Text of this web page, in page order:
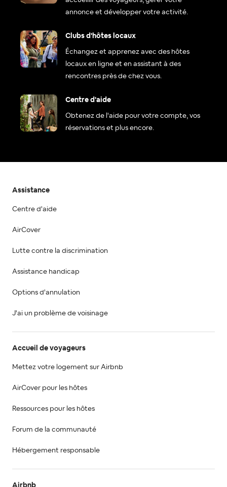
annonce et développer votre activité.
Clubs d'hôtes locaux
Échangez et apprenez avec des hôtes
locaux en ligne et en assistant à des
rencontres près de chez vous.
Centre d'aide
Obtenez de l'aide pour votre compte, vos
réservations et plus encore.
Assistance
Centre d'aide
AirCover
Lutte contre la discrimination
Assistance handicap
Options d'annulation
J'ai un problème de voisinage
Accueil de voyageurs
Mettez votre logement sur Airbnb
AirCover pour les hôtes
Ressources pour les hôtes
Forum de la communauté
Hébergement responsable
Airbnb